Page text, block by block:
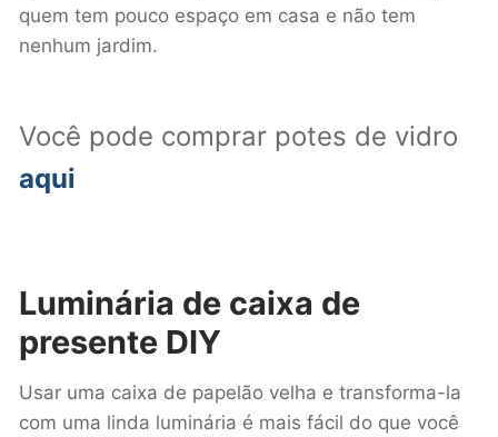
quem tem pouco espaço em casa e não tem
nenhum jardim.
Você pode comprar potes de vidro
aqui
Luminária de caixa de
presente DIY
Usar uma caixa de papelão velha e transforma-la
com uma linda luminária é mais fácil do que você